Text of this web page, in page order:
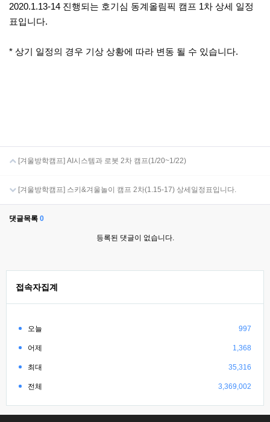
2020.1.13-14 진행되는 호기심 동계올림픽 캠프 1차 상세 일정
표입니다.
* 상기 일정의 경우 기상 상황에 따라 변동 될 수 있습니다.
[겨울방학캠프] AI시스템과 로봇 2차 캠프(1/20~1/22)
[겨울방학캠프] 스키&겨울놀이 캠프 2차(1.15-17) 상세일정표입니다.
댓글목록 0
등록된 댓글이 없습니다.
접속자집계
오늘 997
어제 1,368
최대 35,316
전체 3,369,002